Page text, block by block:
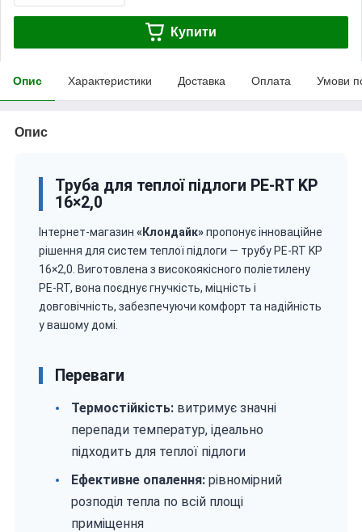
Купити
Опис Характеристики Доставка Оплата Умови
Опис
Труба для теплої підлоги PE-RT KP
16×2,0
Інтернет-магазин «Клондайк»пропонує інноваційне
рішення для систем теплої підлоги — трубу PE-RT KP
16×2,0. Виготовлена з високоякісного поліетилену
PE-RT, вона поєднує гнучкість, міцність і
довговічність, забезпечуючи комфорт та надійність
у вашому домі.
Переваги
Термостійкість: витримує значні
перепади температур, ідеально
підходить для теплої підлоги
Ефективне опалення: рівномірний
розподіл тепла по всій площі
приміщення